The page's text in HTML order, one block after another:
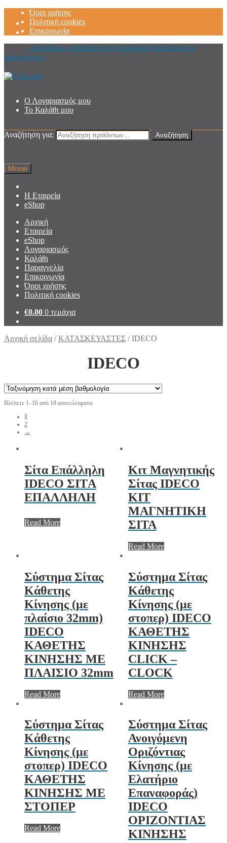
Όροι χρήσης
Πολιτική cookies
Επικοινωνία
Απευθείας μετάβαση στην πλοήγηση Μετάβαση σε
περιεχόμενο
Ο Λογαριασμός μου
Το Καλάθι μου
Αναζήτηση για: Αναζήτηση
Μενού
Η Εταιρεία
eShop
Αρχική
Εταιρεία
eShop
Λογαριασμός
Καλάθι
Παραγγελία
Επικοινωνία
Όροι χρήσης
Πολιτική cookies
€0.00 0 τεμάχια
Αρχική σελίδα /ΚΑΤΑΣΚΕΥΑΣΤΕΣ /IDECO
IDECO
Βλέπετε 1–16 από 18 αποτελέσματα
1
2
→
Σίτα Επάλληλη
IDECO ΣΙΤA
ΕΠΑΛΛΗΛΗ
Read More
Κιτ Μαγνητικής
Σίτας IDECO
ΚΙΤ
ΜΑΓΝΗΤΙΚΗ
ΣΙΤΑ
Read More
Σύστημα Σίτας
Κάθετης
Κίνησης (με
πλαίσιο 32mm)
IDECO
ΚΑΘΕΤΗΣ
ΚΙΝΗΣΗΣ ΜΕ
ΠΛΑΙΣΙΟ 32mm
Read More
Σύστημα Σίτας
Κάθετης
Κίνησης (με
στοπερ) IDECO
ΚΑΘΕΤΗΣ
ΚΙΝΗΣΗΣ
CLICK –
CLOCK
Read More
Σύστημα Σίτας
Κάθετης
Κίνησης (με
στοπερ) IDECO
ΚΑΘΕΤΗΣ
ΚΙΝΗΣΗΣ ΜΕ
ΣΤΟΠΕΡ
Read More
Σύστημα Σίτας
Ανοιγόμενη
Οριζόντιας
Κίνησης (με
Ελατήριο
Επαναφοράς)
IDECO
ΟΡΙΖΟΝΤΙΑΣ
ΚΙΝΗΣΗΣ